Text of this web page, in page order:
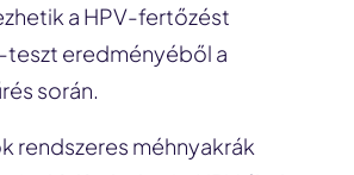
a HPV-fertőzést
teszt eredményéből a
során.
rendszeres méhnyakrák